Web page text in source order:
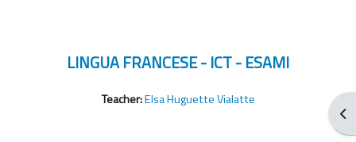
LINGUA FRANCESE - ICT - ESAMI
Teacher:Elsa Huguette Vialatte